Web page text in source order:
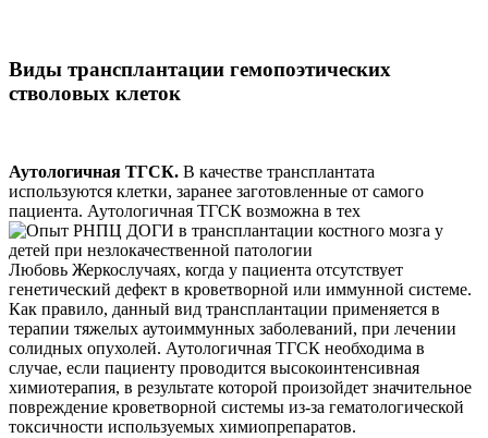
Виды трансплантации гемопоэтических
стволовых клеток
Аутологичная ТГСК. В качестве трансплантата
используются клетки, заранее заготовленные от самого
пациента. Аутологичная ТГСК возможна в тех
Любовь Жеркослучаях, когда у пациента отсутствует
генетический дефект в кроветворной или иммунной системе.
Как правило, данный вид трансплантации применяется в
терапии тяжелых аутоиммунных заболеваний, при лечении
солидных опухолей. Аутологичная ТГСК необходима в
случае, если пациенту проводится высокоинтенсивная
химиотерапия, в результате которой произойдет значительное
повреждение кроветворной системы из-за гематологической
токсичности используемых химиопрепаратов.